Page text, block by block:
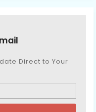
Direct to Your